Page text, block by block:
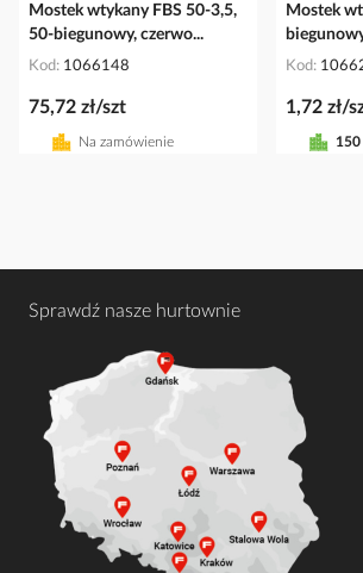
Mostek wtykany FBS 50-3,5,
50-biegunowy, czerwo...
Kod 1066148
75,72 zł/szt
Na zamówienie
Mostek
Kod
1,72 zł/
150
Sprawdź nasze hurtownie